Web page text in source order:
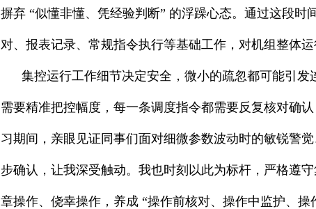
摒弃 “似懂非懂、凭经验判断” 的浮躁心态。通过这段
对、报表记录、常规指令执行等基础工作，对机组整体
集控运行工作细节决定安全，微小的疏忽都可能引发
需要精准把控幅度，每一条调度指令都需要反复核对确
习期间，亲眼见证同事们面对细微参数波动时的敏锐警
步确认，让我深受触动。我也时刻以此为标杆，严格遵
章操作、侥幸操作，养成 “操作前核对、操作中监护、